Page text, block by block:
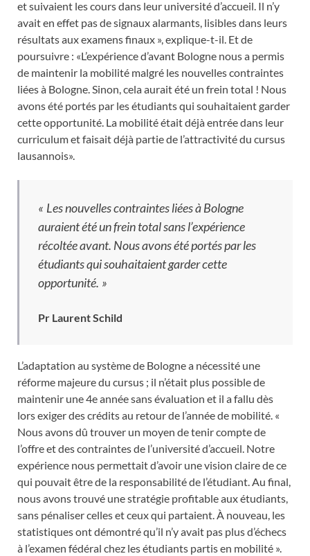
et suivaient les cours dans leur université d’accueil. Il n’y
avait en effet pas de signaux alarmants, lisibles dans leurs
résultats aux examens finaux », explique-t-il. Et de
poursuivre : «L’expérience d’avant Bologne nous a permis
de maintenir la mobilité malgré les nouvelles contraintes
liées à Bologne. Sinon, cela aurait été un frein total ! Nous
avons été portés par les étudiants qui souhaitaient garder
cette opportunité. La mobilité était déjà entrée dans leur
curriculum et faisait déjà partie de l’attractivité du cursus
lausannois».
« Les nouvelles contraintes liées à Bologne
auraient été un frein total sans l’expérience
récoltée avant. Nous avons été portés par les
étudiants qui souhaitaient garder cette
opportunité. »
Pr Laurent Schild
L’adaptation au système de Bologne a nécessité une
réforme majeure du cursus ; il n’était plus possible de
maintenir une 4e année sans évaluation et il a fallu dès
lors exiger des crédits au retour de l’année de mobilité. «
Nous avons dû trouver un moyen de tenir compte de
l’offre et des contraintes de l’université d’accueil. Notre
expérience nous permettait d’avoir une vision claire de ce
qui pouvait être de la responsabilité de l’étudiant. Au final,
nous avons trouvé une stratégie profitable aux étudiants,
sans pénaliser celles et ceux qui partaient. À nouveau, les
statistiques ont démontré qu’il n’y avait pas plus d’échecs
à l’examen fédéral chez les étudiants partis en mobilité ».